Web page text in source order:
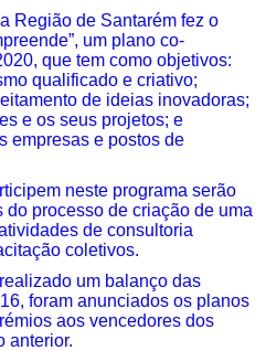
Região de Santarém fez o
um plano co-
que tem como objetivos:
qualificado e criativo;
de ideias inovadoras;
e os seus projetos; e
empresas e postos de
neste programa serão
processo de criação de uma
de consultoria
coletivos.
um balanço das
foram anunciados os planos
aos vencedores dos
anterior.